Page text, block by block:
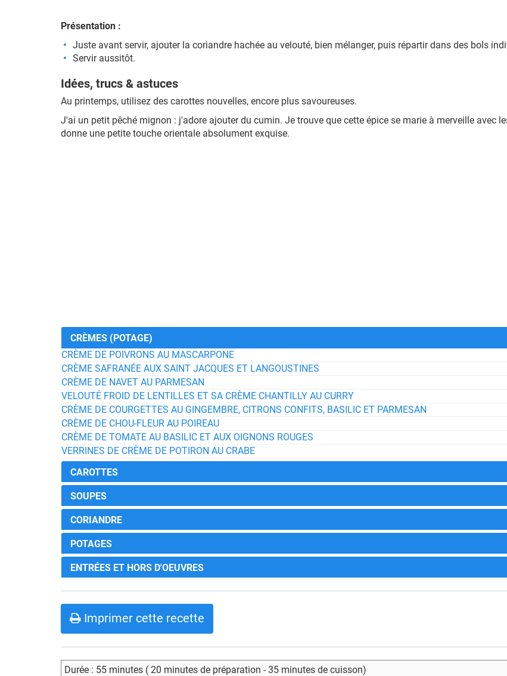
Présentation :
Juste avant servir, ajouter la coriandre hachée au velouté, bien mélanger, puis répartir dans des bols
Servir aussitôt.
Idées, trucs & astuces
Au printemps, utilisez des carottes nouvelles, encore plus savoureuses.
J'ai un petit pêché mignon : j'adore ajouter du cumin. Je trouve que cette épice se marie à merveille avec
donne une petite touche orientale absolument exquise.
CRÈMES (POTAGE)
CRÈME DE POIVRONS AU MASCARPONE
CRÈME SAFRANÉE AUX SAINT JACQUES ET LANGOUSTINES
CRÈME DE NAVET AU PARMESAN
VELOUTÉ FROID DE LENTILLES ET SA CRÈME CHANTILLY AU CURRY
CRÈME DE COURGETTES AU GINGEMBRE, CITRONS CONFITS, BASILIC ET PARMESAN
CRÈME DE CHOU-FLEUR AU POIREAU
CRÈME DE TOMATE AU BASILIC ET AUX OIGNONS ROUGES
VERRINES DE CRÈME DE POTIRON AU CRABE
CAROTTES
SOUPES
CORIANDRE
POTAGES
ENTRÉES ET HORS D'OEUVRES
Imprimer cette recette
Durée : 55 minutes ( 20 minutes de préparation - 35 minutes de cuisson)